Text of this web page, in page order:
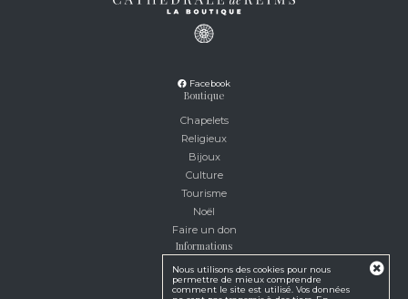
Facebook
Boutique
Chapelets
Religieux
Bijoux
Culture
Tourisme
Noël
Faire un don
Informations
Service client
Mentions légales
Nous utilisons des cookies pour nous
permettre de mieux comprendre
comment le site est utilisé. Vos données